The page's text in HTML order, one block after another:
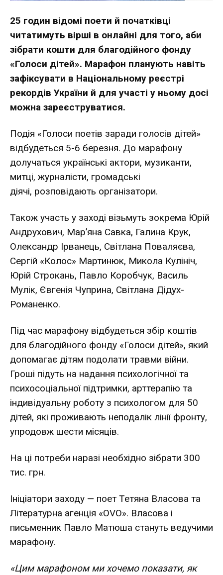
25 годин відомі поети й початківці
читатимуть вірші в онлайні для того, аби
зібрати кошти для благодійного фонду
«Голоси дітей». Марафон планують навіть
зафіксувати в Національному реєстрі
рекордів України й для участі у ньому досі
можна зареєструватися.
Подія «Голоси поетів заради голосів дітей»
відбудеться 5-6 березня. До марафону
долучаться українські актори, музиканти,
митці, журналісти, громадські
діячі, розповідають організатори.
Також участь у заході візьмуть зокрема Юрій
Андрухович, Мар’яна Савка, Галина Крук,
Олександр Ірванець, Світлана Поваляєва,
Сергій «Колос» Мартинюк, Микола Кулініч,
Юрій Строкань, Павло Коробчук, Василь
Мулік, Євгенія Чуприна, Світлана Дідух-
Романенко.
Під час марафону відбудеться збір коштів
для благодійного фонду «Голоси дітей», який
допомагає дітям подолати травми війни.
Гроші підуть на надання психологічної та
психосоціальної підтримки, арттерапію та
індивідуальну роботу з психологом для 50
дітей, які проживають неподалік лінії фронту,
упродовж шести місяців.
На ці потреби наразі необхідно зібрати 300
тис. грн.
Ініціатори заходу — поет Тетяна Власова та
Літературна агенція «OVO». Власова і
письменник Павло Матюша стануть ведучими
марафону.
«Цим марафоном ми хочемо показати, як